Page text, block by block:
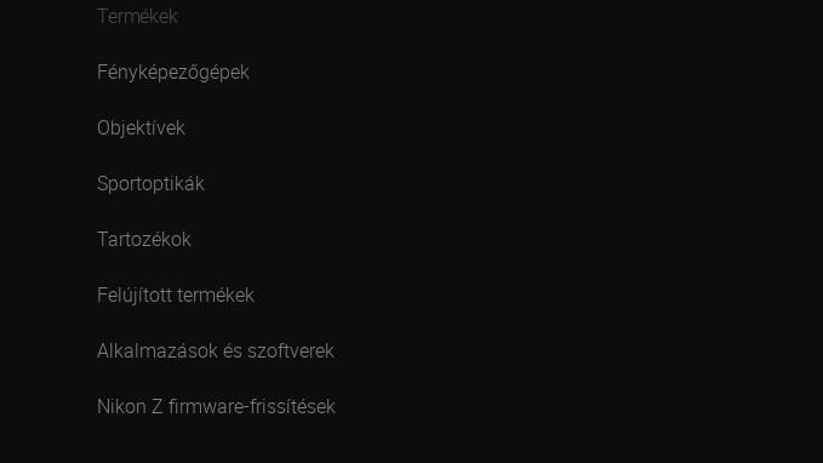
Termékek
Fényképezőgépek
Objektívek
Sportoptikák
Tartozékok
Felújított termékek
Alkalmazások és szoftverek
Nikon Z firmware-frissítések